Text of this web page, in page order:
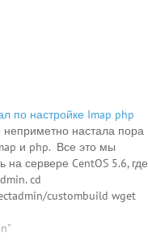
по настройке Imap php
настала пора
и php. Все это мы
на сервере CentOS 5.6, где
cd
custombuild wget
imap/c-
c-client.tar.Z